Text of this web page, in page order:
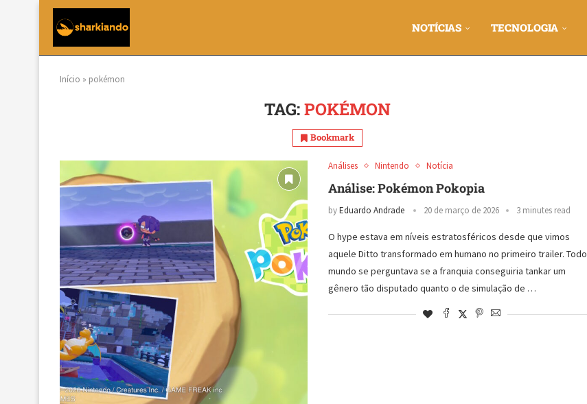
NOTÍCIAS TECNOLOGIA
Início » pokémon
TAG:POKÉMON
Bookmark
Análises Nintendo Notícia
Análise: Pokémon Pokopia
byEduardo Andrade 20 de março de 2026 3 minutes read
​O hype estava em níveis estratosféricos desde que vimos
aquele Ditto transformado em humano no primeiro trailer. Todo
mundo se perguntava se a franquia conseguiria tankar um
gênero tão disputado quanto o de simulação de …